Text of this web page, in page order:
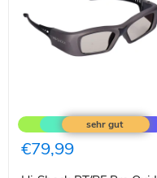
Shock
BT/RF
Pro
Oxid
€79,99